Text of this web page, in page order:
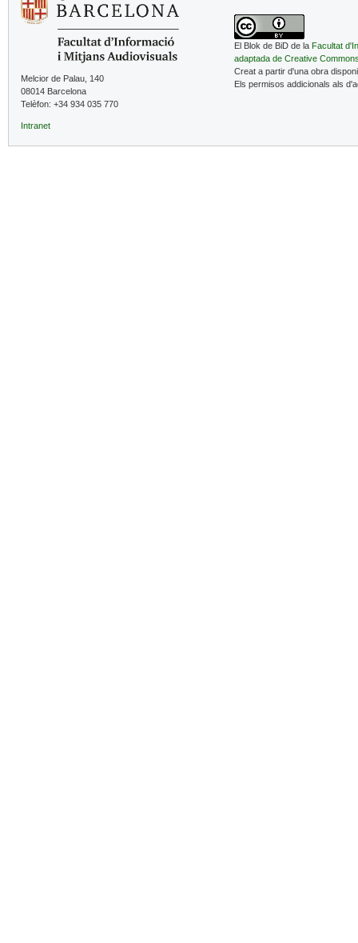
Melcior de Palau, 140
08014 Barcelona
Telèfon: +34 934 035 770
Intranet
El Blok de BiD de la Facultat
adaptada de Creative
Creat a partir d'una obra
Els permisos addicionals als